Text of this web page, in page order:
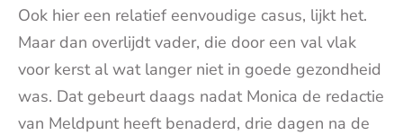
Ook hier een relatief eenvoudige casus, lijkt het.
Maar dan overlijdt vader, die door een val vlak
voor kerst al wat langer niet in goede gezondheid
was. Dat gebeurt daags nadat Monica de redactie
van Meldpunt heeft benaderd, drie dagen na de